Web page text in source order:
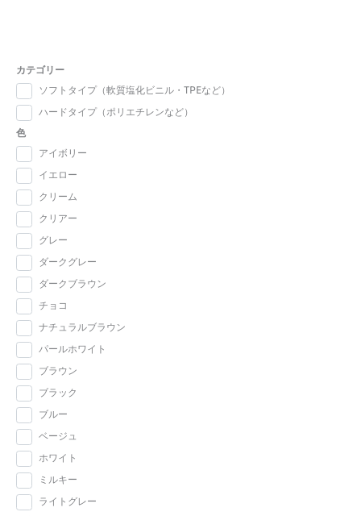
カテゴリー
ソフトタイプ（軟質塩化ビニル・TPEなど）
ハードタイプ（ポリエチレンなど）
色
アイボリー
イエロー
クリーム
クリアー
グレー
ダークグレー
ダークブラウン
チョコ
ナチュラルブラウン
パールホワイト
ブラウン
ブラック
ブルー
ベージュ
ホワイト
ミルキー
ライトグレー